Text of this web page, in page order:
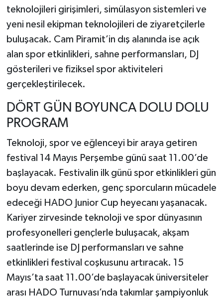
teknolojileri girişimleri, simülasyon sistemleri ve
yeni nesil ekipman teknolojileri de ziyaretçilerle
buluşacak. Cam Piramit’in dış alanında ise açık
alan spor etkinlikleri, sahne performansları, DJ
gösterileri ve fiziksel spor aktiviteleri
gerçekleştirilecek.
DÖRT GÜN BOYUNCA DOLU DOLU
PROGRAM
Teknoloji, spor ve eğlenceyi bir araya getiren
festival 14 Mayıs Perşembe günü saat 11.00’de
başlayacak. Festivalin ilk günü spor etkinlikleri gün
boyu devam ederken, genç sporcuların mücadele
edeceği HADO Junior Cup heyecanı yaşanacak.
Kariyer zirvesinde teknoloji ve spor dünyasının
profesyonelleri gençlerle buluşacak, akşam
saatlerinde ise DJ performansları ve sahne
etkinlikleri festival coşkusunu artıracak. 15
Mayıs’ta saat 11.00’de başlayacak üniversiteler
arası HADO Turnuvası’nda takımlar şampiyonluk